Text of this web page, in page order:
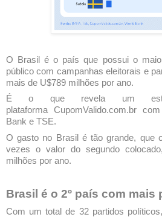
O Brasil é o país que possui o
público com campanhas eleitorais e
mais de U$789 milhões por ano.
É o que revela um
plataforma CupomValido.com.brcom
Bank e TSE.
O gasto no Brasil é tão grande, que
vezes o valor do segundo
milhões por ano.
Brasil é o 2º país com
Com um total de 32 partidos